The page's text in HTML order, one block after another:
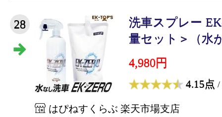
28
洗車スプレー
量セット＞（水
4,980円
4.15点 /
はぴねすくらぶ 楽天市場支店